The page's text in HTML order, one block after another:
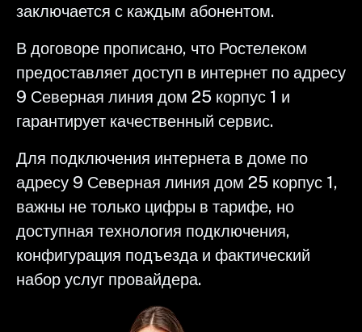
заключается с каждым абонентом.
В договоре прописано, что Ростелеком
предоставляет доступ в интернет по адресу
9 Северная линия дом 25 корпус 1 и
гарантирует качественный сервис.
Для подключения интернета в доме по
адресу 9 Северная линия дом 25 корпус 1,
важны не только цифры в тарифе, но
доступная технология подключения,
конфигурация подъезда и фактический
набор услуг провайдера.